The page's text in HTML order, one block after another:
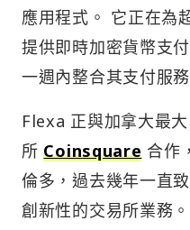
應用程式。 它正在為
提供即時加密貨幣支
一週內整合其支付服務
Flexa 正與加拿大最
所Coinsquare 合作
倫多，過去幾年一直
創新性的交易所業務